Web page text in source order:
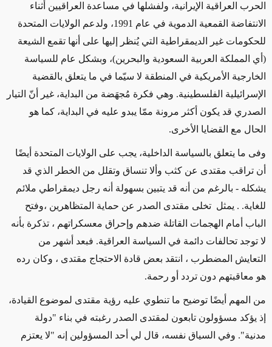
الحرب العراقية الإيرانية، ولفشلها في مساعدة العراقيين أثناء
الانتفاضة القمعية الدموية في عام 1991، ولدعم الولايات المتحدة
للحكومات غير الديمقراطية التي يُنظر إليها على أنها تقمع الشيعة
(أي المملكة العربية السعودية والبحرين)، وبشكل عام للسياسة
الخارجية الأمريكية في المنطقة لا سيّما في ما يتعلق بالقضية
الإسرائيلية الفلسطينية. وهي فكرة مُجهَضة من البداية، غير أنّ التيار
الصدري قد يكون أكثر مرونة ممّا يبدو عليه في البداية، كما هو
الحال مع القضايا الأخرى.
وفى ما يتعلق بالسياسة الداخلية، يجب على الولايات المتحدة أيضًا
أن تراقب مقتدى عن كثب وألا تنساق وتقلل من الخطر الذي قد
يشكله - بالرغم من أنه قد يتبين بسهولة أنه رجل ديمقراطي ملائم
للغاية. . يمثل تخلى مقتدى الصدر عن حماية المتظاهرين ،وفتح
الباب أمام الهجمات القاتلة ضدهم وإحراق معسكراتهم ، تذكرة بأنه
لا توجد تحالفات دائمة في السياسة العراقية. فبعد أشهر من
التعايش المضطرب ، انتقد بعض قادة الاحتجاج مقتدى ، وكان رده
هو معاقبتهم دون تردد أو رحمة.
من المهم أيضًا توضيح ما تنطوي عليه رؤية مقتدى لموضوع القيادة،
إذ يؤكد مسؤولون تابعون لمقتدى الصدر رغبته في بناء "دولة
مدنية". وفي السياق نفسه، قال لي أحد المسؤولين إنه "لا يعتزم